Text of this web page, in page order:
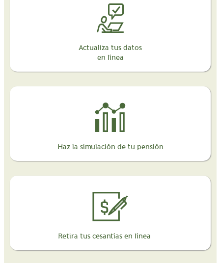
Actualiza tus datos
en línea
Haz la simulación de tu pensión
Retira tus cesantías en línea